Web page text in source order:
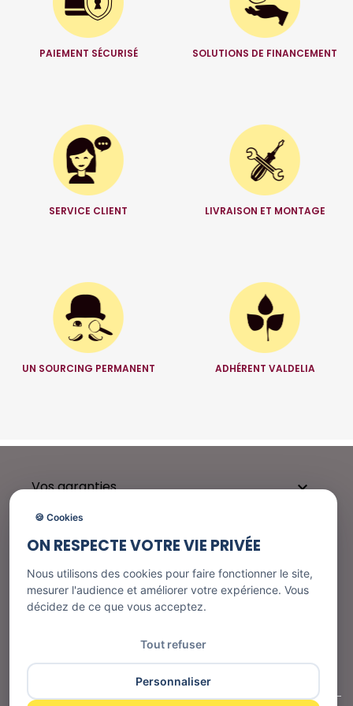
PAIEMENT SÉCURISÉ SOLUTIONS DE FINANCEMENT
SERVICE CLIENT LIVRAISON ET MONTAGE
UN SOURCING PERMANENT ADHÉRENT VALDELIA
Vos garanties 
Besoin d'aide ?
Nos services
🍪 Cookies
ON RESPECTE VOTRE VIE PRIVÉE
Nous utilisons des cookies pour faire fonctionner le site,
mesurer l'audience et améliorer votre expérience. Vous
décidez de ce que vous acceptez.
Tout refuser
Personnaliser